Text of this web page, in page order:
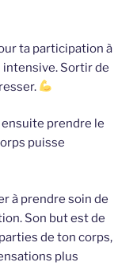
ta participation à
intensive. Sortir de
prendre le
puisse
à prendre soin de
Son but est de
de ton corps,
plus